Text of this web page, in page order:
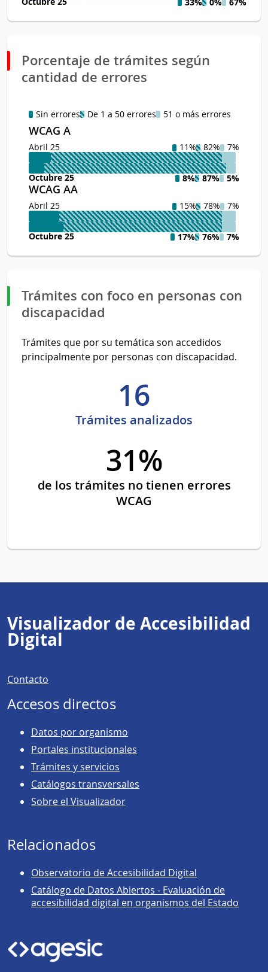
Porcentaje de trámites según
cantidad de errores
Sin errores De 1 a 50 errores 51 o más errores
WCAG A
Abril 25 11% 82% 7%
Octubre 25 8% 87% 5%
WCAG AA
Abril 25 15% 78% 7%
Octubre 25 17% 76% 7%
Trámites con foco en personas con
discapacidad
Trámites que por su temática son accedidos
principalmente por personas con discapacidad.
16
Trámites analizados
31%
de los trámites no tienen errores
WCAG
Visualizador de Accesibilidad
Digital
Contacto
Accesos directos
Datos por organismo
Portales institucionales
Trámites y servicios
Catálogos transversales
Sobre el Visualizador
Relacionados
Observatorio de Accesibilidad Digital
Catálogo de Datos Abiertos - Evaluación de
accesibilidad digital en organismos del Estado